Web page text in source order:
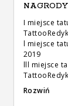
NAGRODY
I miejsce
l miejsce
2019
lll miejsce
Rozwiń